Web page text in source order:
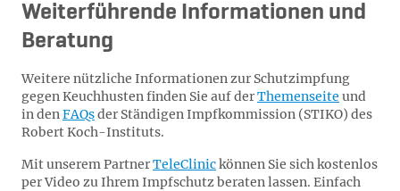
Weiterführende Informationen und
Beratung
Weitere nützliche Informationen zur Schutzimpfung
gegen Keuchhusten finden Sie auf derThemenseite und
in denFAQsder Ständigen Impfkommission (STIKO) des
Robert Koch-Instituts.
Mit unserem PartnerTeleClinickönnen Sie sich kostenlos
per Video zu Ihrem Impfschutz beraten lassen. Einfach